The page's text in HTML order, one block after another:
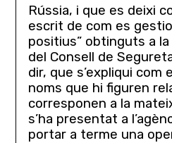
Rússia, i que es deixi
escrit de com es
positius” obtinguts a
del Consell de
dir, que s’expliqui com
noms que hi figuren
corresponen a la
s’ha presentat a
portar a terme una